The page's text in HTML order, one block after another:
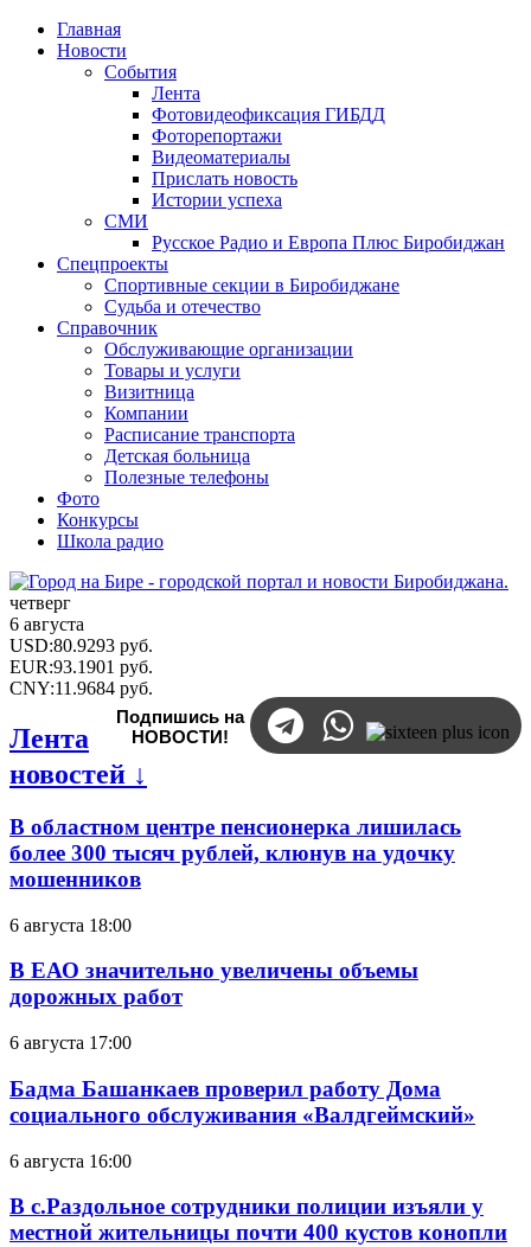
Главная
Новости
События
Лента
Фотовидеофиксация ГИБДД
Фоторепортажи
Видеоматериалы
Прислать новость
Истории успеха
СМИ
Русское Радио и Европа Плюс Биробиджан
Спецпроекты
Спортивные секции в Биробиджане
Судьба и отечество
Справочник
Обслуживающие организации
Товары и услуги
Визитница
Компании
Расписание транспорта
Детская больница
Полезные телефоны
Фото
Конкурсы
Школа радио
четверг
6 августа
USD:80.9293 руб.
EUR:93.1901 руб.
CNY:11.9684 руб.
Подпишись на
НОВОСТИ!
Лента
новостей ↓
В областном центре пенсионерка лишилась
более 300 тысяч рублей, клюнув на удочку
мошенников
6 августа 18:00
В ЕАО значительно увеличены объемы
дорожных работ
6 августа 17:00
Бадма Башанкаев проверил работу Дома
социального обслуживания «Валдгеймский»
6 августа 16:00
В с.Раздольное сотрудники полиции изъяли у
местной жительницы почти 400 кустов конопли